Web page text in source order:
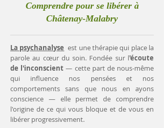
Comprendre pour se libérer à
Châtenay-Malabry
La psychanalyse est une thérapie qui place la
parole au cœur du soin. Fondée sur l'écoute
de l'inconscient— cette part de nous-même
qui influence nos pensées et nos
comportements sans que nous en ayons
conscience — elle permet de comprendre
l'origine de ce qui vous bloque et de vous en
libérer progressivement.